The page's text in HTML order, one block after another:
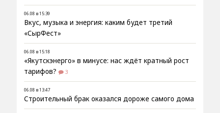
06.08 в 15:39
Вкус, музыка и энергия: каким будет третий
«СырФест»
06.08 в 15:18
«Якутскэнерго» в минусе: нас ждёт кратный рост
тарифов?
3
06.08 в 13:47
Строительный брак оказался дороже самого дома